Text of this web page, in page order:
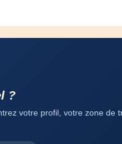
?
votre profil, votre zone de